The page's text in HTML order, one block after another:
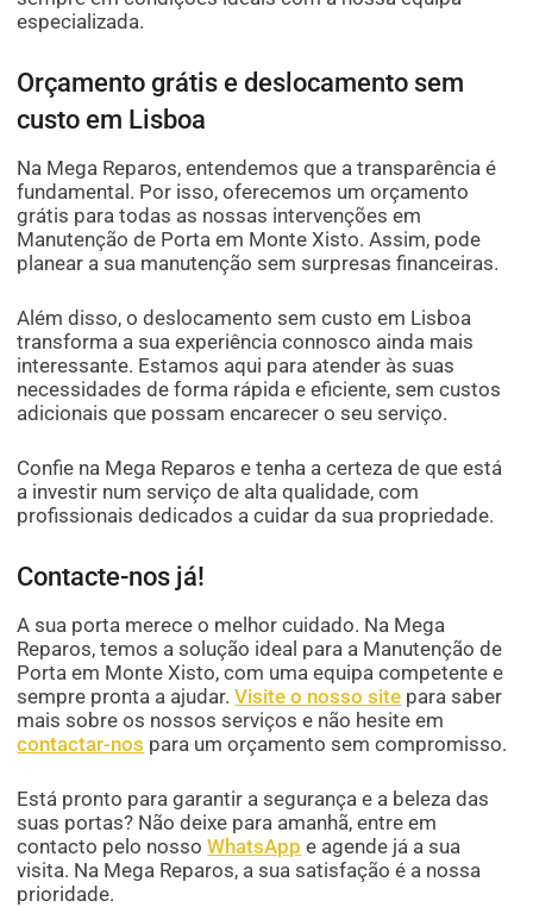
especializada.
Orçamento grátis e deslocamento sem
custo em Lisboa
Na Mega Reparos, entendemos que a transparência é
fundamental. Por isso, oferecemos um orçamento
grátis para todas as nossas intervenções em
Manutenção de Porta em Monte Xisto. Assim, pode
planear a sua manutenção sem surpresas financeiras.
Além disso, o deslocamento sem custo em Lisboa
transforma a sua experiência connosco ainda mais
interessante. Estamos aqui para atender às suas
necessidades de forma rápida e eficiente, sem custos
adicionais que possam encarecer o seu serviço.
Confie na Mega Reparos e tenha a certeza de que está
a investir num serviço de alta qualidade, com
profissionais dedicados a cuidar da sua propriedade.
Contacte-nos já!
A sua porta merece o melhor cuidado. Na Mega
Reparos, temos a solução ideal para a Manutenção de
Porta em Monte Xisto, com uma equipa competente e
sempre pronta a ajudar.Visite o nosso site para saber
mais sobre os nossos serviços e não hesite em
contactar-nos para um orçamento sem compromisso.
Está pronto para garantir a segurança e a beleza das
suas portas? Não deixe para amanhã, entre em
contacto pelo nossoWhatsApp e agende já a sua
visita. Na Mega Reparos, a sua satisfação é a nossa
prioridade.